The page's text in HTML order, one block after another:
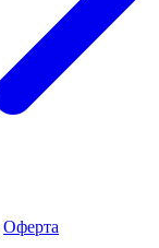
Оферта